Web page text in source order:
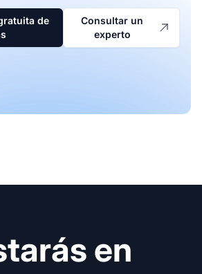
de
Consultar un
experto
en